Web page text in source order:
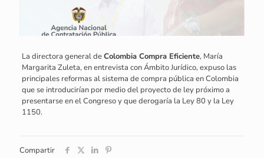
La directora general deColombia Compra Eficiente, María
Margarita Zuleta, en entrevista con Ámbito Jurídico, expuso las
principales reformas al sistema de compra pública en Colombia
que se introducirían por medio del proyecto de ley próximo a
presentarse en el Congreso y que derogaría la Ley 80 y la Ley
1150.
Compartir